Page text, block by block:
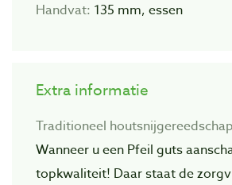
Handvat: 135 mm, essen
Extra informatie
Traditioneel
Wanneer u een Pfeil guts
topkwaliteit! Daar staat de